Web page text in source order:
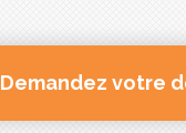
Demandez votre